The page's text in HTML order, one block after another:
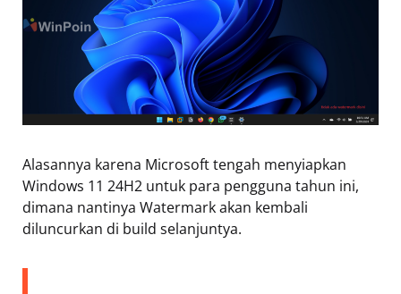
Alasannya karena Microsoft tengah menyiapkan
Windows 11 24H2 untuk para pengguna tahun ini,
dimana nantinya Watermark akan kembali
diluncurkan di build selanjuntya.